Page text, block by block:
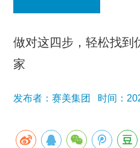
人事管理
领导团队
新闻资讯
公众号资讯
做对这四步，轻松找到
家
发布者：赛美集团 时间：